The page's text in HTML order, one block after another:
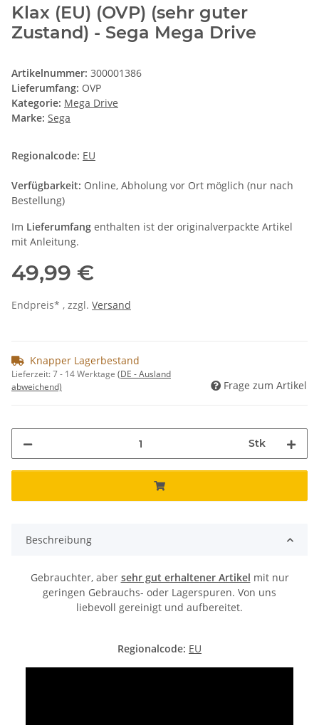
Klax (EU) (OVP) (sehr guter
Zustand) - Sega Mega Drive
Artikelnummer: 300001386
Lieferumfang: OVP
Kategorie: Mega Drive
Marke: Sega
Regionalcode: EU
Verfügbarkeit: Online, Abholung vor Ort möglich (nur nach
Bestellung)
Im Lieferumfang enthalten ist der originalverpackte Artikel
mit Anleitung.
49,99 €
Endpreis* , zzgl. Versand
Knapper Lagerbestand
Lieferzeit:7 - 14 Werktage (DE - Ausland
abweichend)
Frage zum Artikel
Stk
Beschreibung
Gebrauchter, aber sehr gut erhaltener Artikel mit nur
geringen Gebrauchs- oder Lagerspuren. Von uns
liebevoll gereinigt und aufbereitet.
Regionalcode: EU